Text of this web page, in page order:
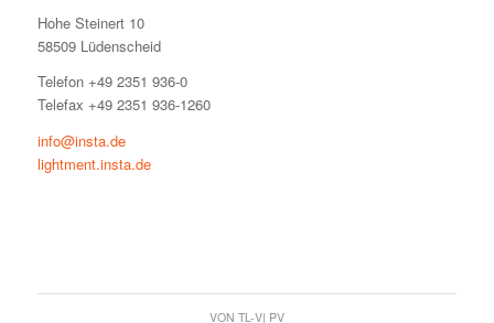
Hohe Steinert 10
58509 Lüdenscheid
Telefon +49 2351 936-0
Telefax +49 2351 936-1260
info@insta.de
lightment.insta.de
VON TL-V| PV